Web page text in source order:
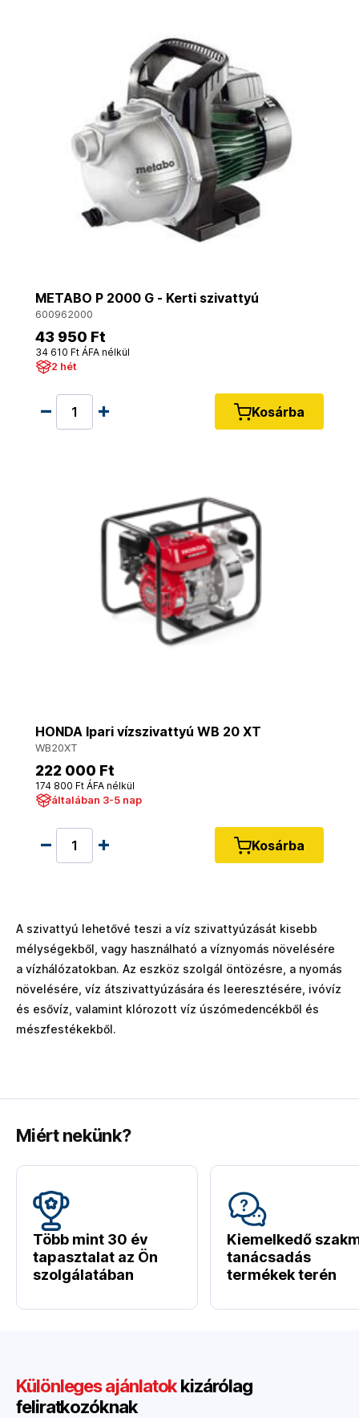
METABO P 2000 G - Kerti szivattyú
600962000
43 950 Ft
34 610 Ft ÁFA nélkül
2 hét
Kosárba
HONDA Ipari vízszivattyú WB 20 XT
WB20XT
222 000 Ft
174 800 Ft ÁFA nélkül
általában 3-5 nap
Kosárba
A szivattyú lehetővé teszi a víz szivattyúzását kisebb
mélységekből, vagy használható a víznyomás növelésére
a vízhálózatokban. Az eszköz szolgál öntözésre, a nyomás
növelésére, víz átszivattyúzására és leeresztésére, ivóvíz
és esővíz, valamint klórozott víz úszómedencékből és
mészfestékekből.
Miért nekünk?
Több mint 30 év
tapasztalat az Ön
szolgálatában
Kiemelkedő
tanácsadás
termékek terén
Különleges ajánlatokkizárólag
feliratkozóknak